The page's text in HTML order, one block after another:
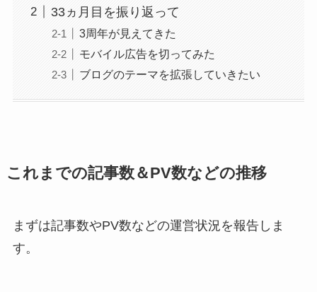
33ヵ月目を振り返って
3周年が見えてきた
モバイル広告を切ってみた
ブログのテーマを拡張していきたい
これまでの記事数＆PV数などの推移
まずは記事数やPV数などの運営状況を報告しま
す。